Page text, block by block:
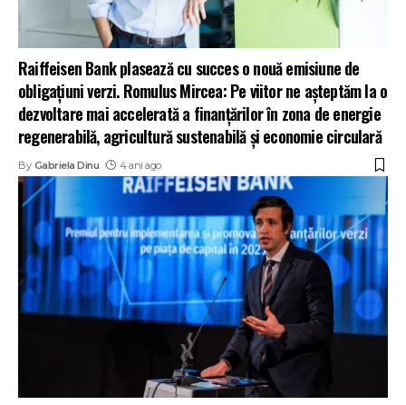
Raiffeisen Bank plasează cu succes o nouă emisiune de
obligațiuni verzi. Romulus Mircea: Pe viitor ne așteptăm la o
dezvoltare mai accelerată a finanțărilor în zona de energie
regenerabilă, agricultură sustenabilă și economie circulară
By Gabriela Dinu 4 ani ago